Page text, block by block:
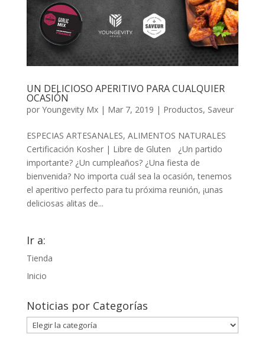
UN DELICIOSO APERITIVO PARA CUALQUIER
OCASIÓN
por Youngevity Mx| Mar 7, 2019 | Productos, Saveur
ESPECIAS ARTESANALES, ALIMENTOS NATURALES
Certificación Kosher | Libre de Gluten ¿Un partido
importante? ¿Un cumpleaños? ¿Una fiesta de
bienvenida? No importa cuál sea la ocasión, tenemos
el aperitivo perfecto para tu próxima reunión, ¡unas
deliciosas alitas de...
Ir a:
Tienda
Inicio
Noticias por Categorías
Noticias
por